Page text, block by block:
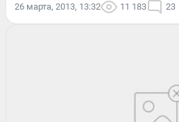
26 марта, 2013, 13:32 11 183 23